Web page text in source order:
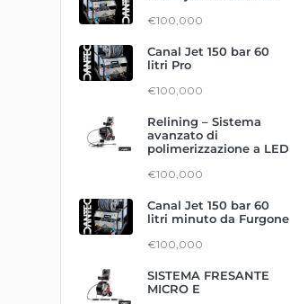
€100,000
Canal Jet 150 bar 60
litri Pro
€100,000
Relining – Sistema
avanzato di
polimerizzazione a LED
€100,000
Canal Jet 150 bar 60
litri minuto da Furgone
€100,000
SISTEMA FRESANTE
MICRO E